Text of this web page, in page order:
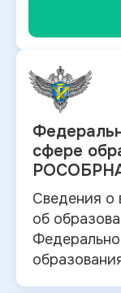
сфере
Сведения о
об